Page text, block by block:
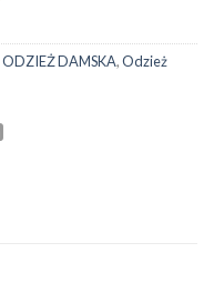
ODZIEŻ DAMSKA,Odzież